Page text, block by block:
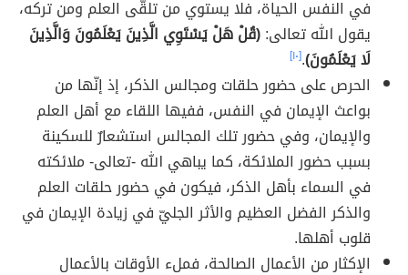
في النفس الحياة، فلا يستوي من تلقّى العلم ومن تركه،
يقول الله تعالى:(قُلْ هَلْ يَسْتَوِي الَّذِينَ يَعْلَمُونَ وَالَّذِينَ
لَا يَعْلَمُونَ).[١٠]
الحرص على حضور حلقات ومجالس الذكر، إذ إنّها من
بواعث الإيمان في النفس، ففيها اللقاء مع أهل العلم
والإيمان، وفي حضور تلك المجالس استشعارٌ للسكينة
بسبب حضور الملائكة، كما يباهي الله -تعالى- ملائكته
في السماء بأهل الذكر، فيكون في حضور حلقات العلم
والذكر الفضل العظيم والأثر الجليّ في زيادة الإيمان في
قلوب أهلها.
الإكثار من الأعمال الصالحة، فملء الأوقات بالأعمال